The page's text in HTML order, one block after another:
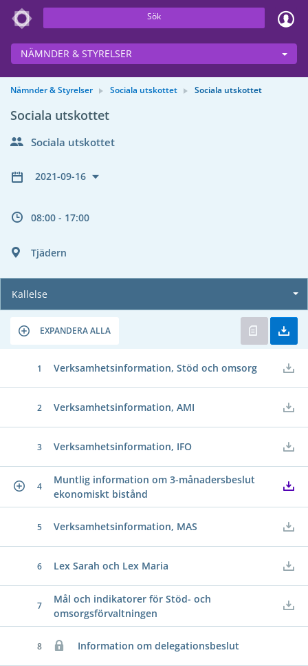
Sök
NÄMNDER & STYRELSER
Nämnder & Styrelser Sociala utskottet Sociala utskottet
Sociala utskottet
Sociala utskottet
2021-09-16
08:00 - 17:00
Tjädern
Kallelse
EXPANDERA ALLA
1 Verksamhetsinformation, Stöd och omsorg
2 Verksamhetsinformation, AMI
3 Verksamhetsinformation, IFO
4
Muntlig information om 3-månadersbeslut
ekonomiskt bistånd
5 Verksamhetsinformation, MAS
6 Lex Sarah och Lex Maria
7
Mål och indikatorer för Stöd- och
omsorgsförvaltningen
8 Information om delegationsbeslut